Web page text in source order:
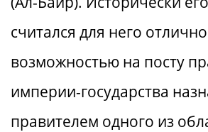
считался для него
возможностью на посту
империи-государства
правителем одного из